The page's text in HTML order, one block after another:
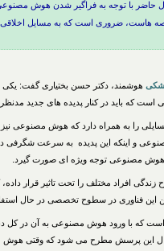
حاضر با توجه به فراگیر شدن هوش مصنوعی
هاست، ضروری است که به مسایل
هوشمند، دکتر حسن بختیاری گفت: یکی
که باید در کنار پدیده های جدید مدنظر
را به همراه دارد که هوش مصنوعی
و اینکه این پدیده ‌ به سرعت شگرفی
مصنوعی توجه ویژه ای صورت گیرد.
افراد مختلف را تحت تاثیر قرار
این فناوری در سطوح تخصصی در حال
که با ورود هوش مصنوعی به آن در کل
حال این پرسش مطرح می شود که وقتی هوش